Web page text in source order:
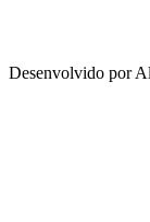
Desenvolvido por